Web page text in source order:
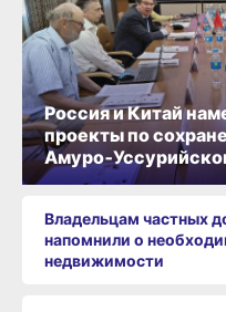
Россия и Китай
проекты по
Владельцам частных
напомнили о
недвижимости